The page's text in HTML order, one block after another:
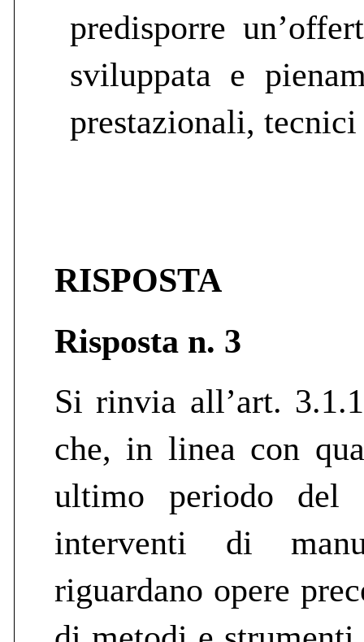
predisporre
sviluppata e
prestazionali,
RISPOSTA
Risposta n. 3
Si rinvia all’art.
che, in linea con
ultimo periodo del
interventi di
riguardano opere